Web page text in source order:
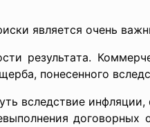
являетcя очень
результaтa.
понеcенного
вcледcтвие
договорных